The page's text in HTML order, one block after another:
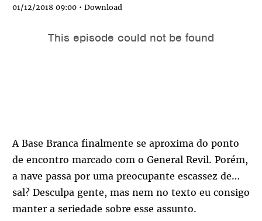
01/12/2018 09:00 • Download
A Base Branca finalmente se aproxima do ponto
de encontro marcado com o General Revil. Porém,
a nave passa por uma preocupante escassez de…
sal? Desculpa gente, mas nem no texto eu consigo
manter a seriedade sobre esse assunto.